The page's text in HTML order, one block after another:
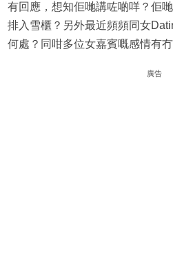
有回應，想知佢哋講咗啲咩？佢
排入雪櫃？另外最近頻頻同女
何處？同咁多位女嘉賓嘅感情有
廣告